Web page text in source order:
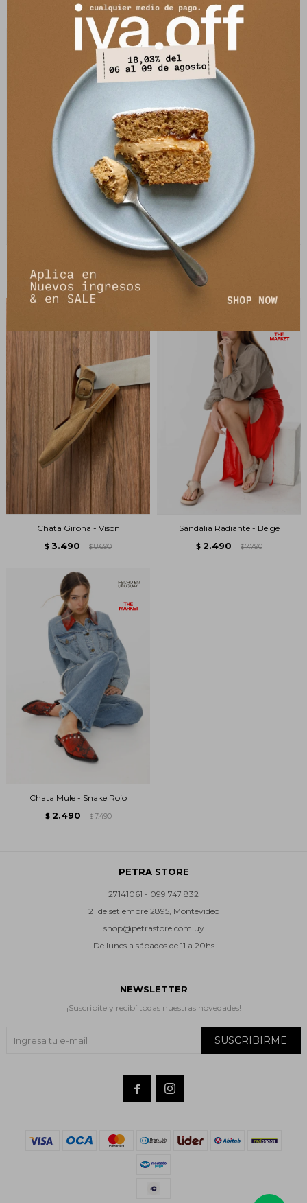
3.490 $ 8.990 $ 3.490 $
Chata Girona - Chocolate
$ 3.490 $ 8.690
Chata Girona - Tostado
$ 3.490
Chata Girona - Vison
$ 3.490 $ 8.690
Sandalia Radiante - Beige
$ 2.490 $ 7.790
Chata Mule - Snake Rojo
$ 2.490 $ 7.490
PETRA STORE
27141061 - 099 747 832
21 de setiembre 2895, Montevideo
shop@petrastore.com.uy
De lunes a sábados de 11 a 20hs
NEWSLETTER
¡Suscribite y recibí todas nuestras novedades!
SUSCRIBIRME
 